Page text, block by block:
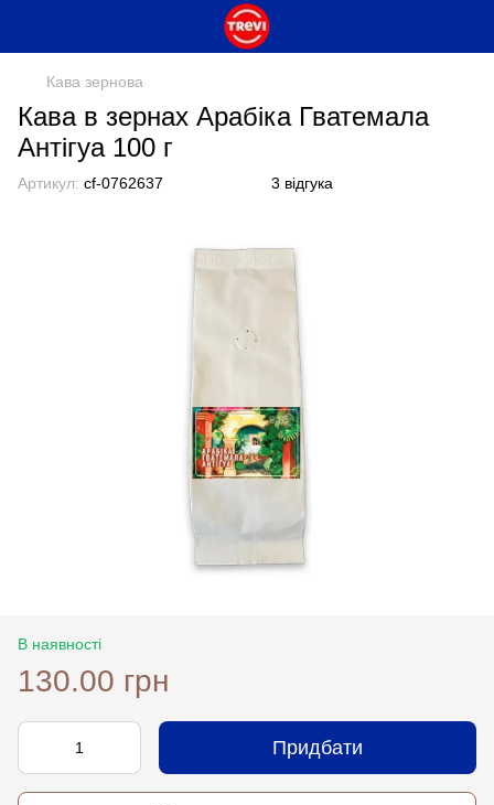
Кава зернова
Кава в зернах Арабіка Гватемала
Антігуа 100 г
Артикул: cf-0762637 3 відгука
В наявності
130.00 грн
Придбати